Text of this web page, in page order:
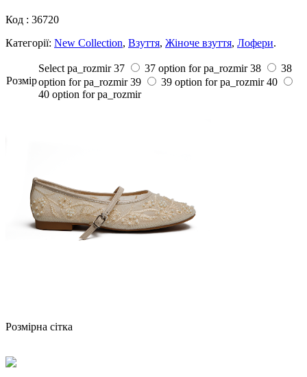
Код : 36720
Категорії: New Collection, Взуття, Жіноче взуття, Лофери.
Розмiр
Select pa_rozmir 37 37 option for pa_rozmir 38
38
option for pa_rozmir 39 39 option for pa_rozmir 40
40 option for pa_rozmir
Розмірна сітка